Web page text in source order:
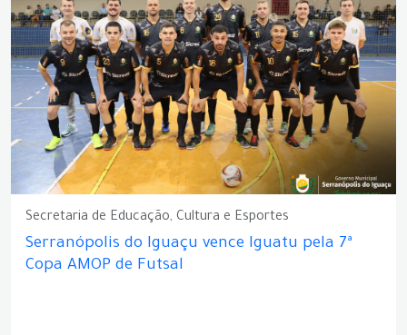
Secretaria de Educação, Cultura e Esportes
Serranópolis do Iguaçu vence Iguatu pela 7ª
Copa AMOP de Futsal